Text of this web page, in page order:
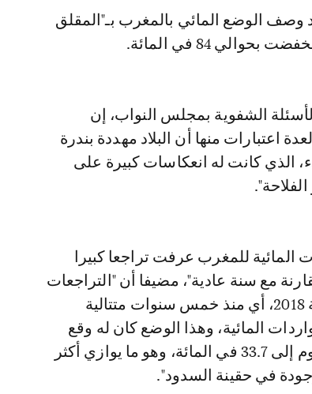
وصف الوضع المائي بالمغرب بـ"المقلق
84 في المائة.
الشفوية بمجلس النواب، إن
اعتبارات منها أن البلاد مهددة بندرة
الذي كانت له انعكاسات كبيرة على
للمغرب عرفت تراجعا كبيرا
84 في المائة مقارنة مع سنة عادية"، مضيفا أن "التراجعات
في التساقطات المطرية بدأت منذ سنة 2018، أي منذ خمس سنوات متتالية
المائية، وهذا الوضع كان له وقع
على نسبة ملء السدود التي وصلت اليوم إلى 33.7 في المائة، وهو ما يوازي أكثر